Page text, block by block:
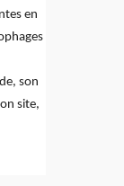
en
son
site,